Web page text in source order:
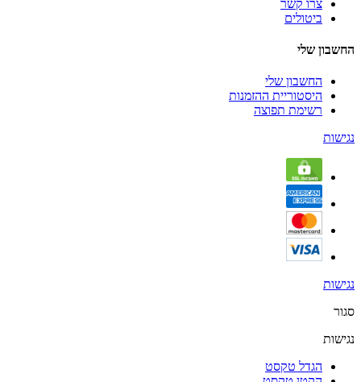
צרו קשר
ביטולים
החשבון שלי
החשבון שלי
היסטוריית ההזמנות
רשימת תפוצה
נגישות
נגישות
סגור
נגישות
הגדל טקסט